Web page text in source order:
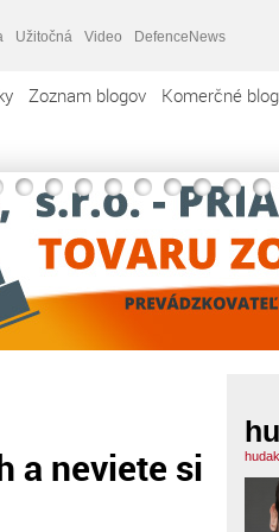
Užitočná Video DefenceNews
Zoznam blogov Komerčné
a neviete si